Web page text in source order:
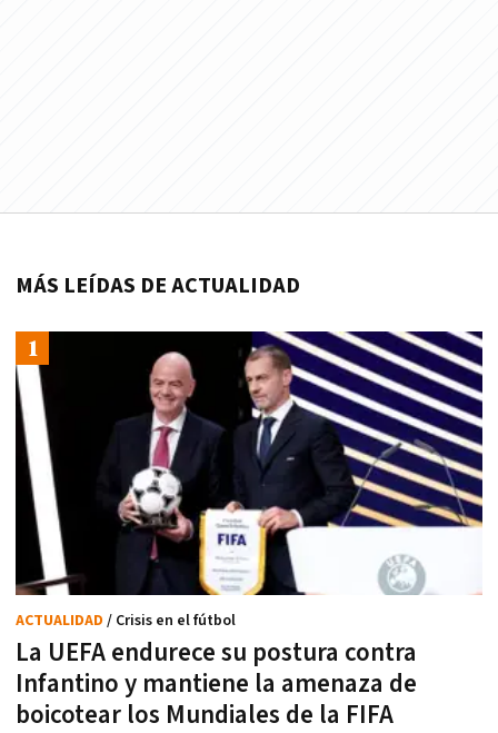
MÁS LEÍDAS DE ACTUALIDAD
La UEFA endurece su postura contra
Infantino y mantiene la amenaza de
boicotear los Mundiales de la FIFA
ACTUALIDAD / Crisis en el fútbol